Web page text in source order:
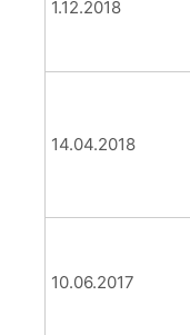
1.12.2018
14.04.2018
10.06.2017